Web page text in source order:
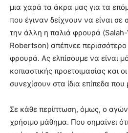
μια χαρά τα άκρα μας για τα
που έγιναν δείχνουν να είναι
την άλλη η παλιά φρουρά
Robertson) απέπνεε
φρουρά. Ας ελπίσουμε να είναι
κοπιαστικής προετοιμασίας και
συνεχίσουν στα ίδια επίπεδα
Σε κάθε περίπτωση, όμως, ο
χρήσιμο μάθημα. Που σημαίνει